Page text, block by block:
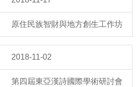
原住民族智財與地方創生工作坊
2018-11-02
第四屆東亞漢詩國際學術研討會